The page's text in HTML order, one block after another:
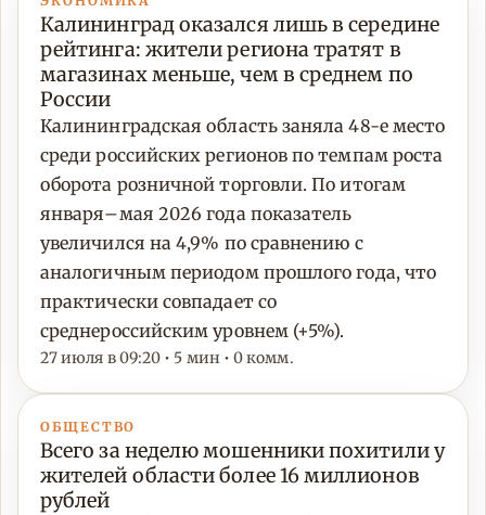
Калининград оказался лишь в середине
рейтинга: жители региона тратят в
магазинах меньше, чем в среднем по
России
Калининградская область заняла 48-е место
среди российских регионов по темпам роста
оборота розничной торговли. По итогам
января–мая 2026 года показатель
увеличился на 4,9% по сравнению с
аналогичным периодом прошлого года, что
практически совпадает со
среднероссийским уровнем (+5%).
27 июля в 09:20 • 5 мин • 0 комм.
ОБЩЕСТВО
Всего за неделю мошенники похитили у
жителей области более 16 миллионов
рублей